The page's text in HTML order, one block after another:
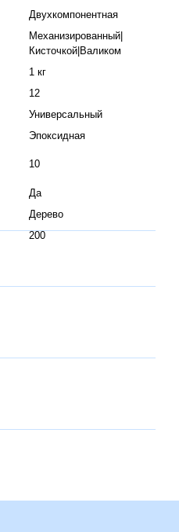
Двухкомпонентная
Механизированный|
Кисточкой|Валиком
1 кг
12
Универсальный
Эпоксидная
10
Да
Дерево
200